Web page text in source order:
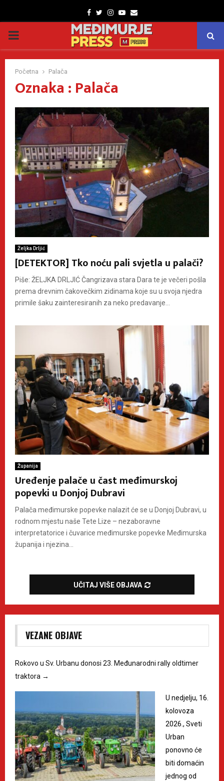
Facebook
TwitterInstagram
Youtube
Email
PRIMARY
MENU
Početna Palača
Oznaka : Palača
Željka Drljić
[DETEKTOR] Tko noću pali svjetla u palači?
Piše: ŽELJKA DRLJIĆ Čangrizava stara Dara te je večeri pošla
prema drevnim čakovečkim zidinama koje su u svoja njedra
primile šaku zainteresiranih za neko predavanje...
Županija
Uređenje palače u čast međimurskoj
popevki u Donjoj Dubravi
Palača međimurske popevke nalazit će se u Donjoj Dubravi, u
rodnom mjestu naše Tete Lize – nezaboravne
interpretatorice i čuvarice međimurske popevke Međimurska
županija i njezina...
UČITAJ VIŠE OBJAVA
VEZANE OBJAVE
Rokovo u Sv. Urbanu donosi 23. Međunarodni rally oldtimer
traktora →
U nedjelju, 16.
kolovoza
2026., Sveti
Urban
ponovno će
biti domaćin
jednog od